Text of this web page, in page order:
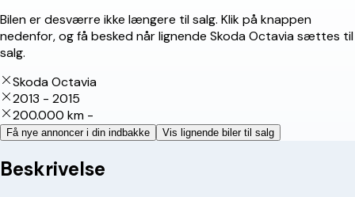
Bilen er desværre ikke længere til salg. Klik på knappen
nedenfor, og få besked når lignende Skoda Octavia sættes til
salg.
Skoda Octavia
2013 - 2015
200.000 km -
Få nye annoncer i din indbakke Vis lignende biler til salg
Beskrivelse